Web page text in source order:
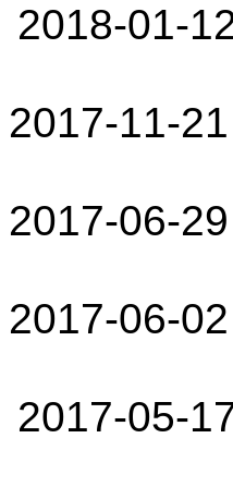
2018-01-
2017-11-
2017-06-
2017-06-
2017-05-